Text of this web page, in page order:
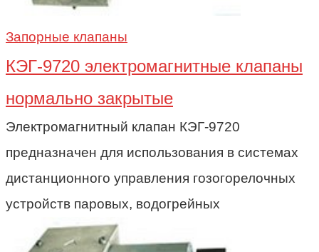
Запорные клапаны
КЭГ-9720 электромагнитные клапаны
нормально закрытые
Электромагнитный клапан КЭГ-9720
предназначен для использования в системах
дистанционного управления гозогорелочных
устройств паровых, водогрейных